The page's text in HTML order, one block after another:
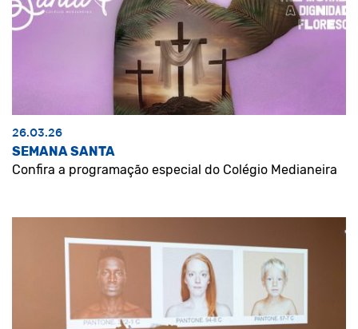
26.03.26
SEMANA SANTA
Confira a programação especial do Colégio Medianeira